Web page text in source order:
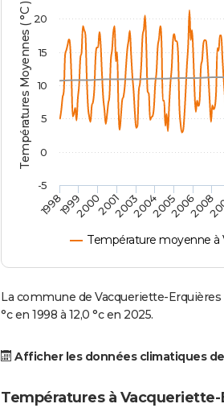
Températures Moyennes ( °C )
Température moyenne à
199819992000200120032004200520062008
-5
0
5
10
15
20
La commune de Vacqueriette-
°c en 1998 à 12,0 °c en 2025.
Afficher les données climatiques de
Températures à Vacqueriette-